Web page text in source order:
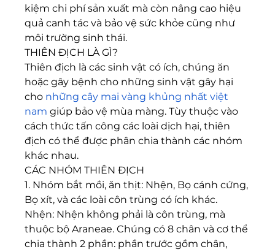
kiệm chi phí sản xuất mà còn nâng cao hiệu
quả canh tác và bảo vệ sức khỏe cũng như
môi trường sinh thái.
THIÊN ĐỊCH LÀ GÌ?
Thiên địch là các sinh vật có ích, chúng ăn
hoặc gây bệnh cho những sinh vật gây hại
cho những cây mai vàng khủng nhất việt
nam giúp bảo vệ mùa màng. Tùy thuộc vào
cách thức tấn công các loài dịch hại, thiên
địch có thể được phân chia thành các nhóm
khác nhau.
CÁC NHÓM THIÊN ĐỊCH
1. Nhóm bắt mồi, ăn thịt: Nhện, Bọ cánh cứng,
Bọ xít, và các loài côn trùng có ích khác.
Nhện: Nhện không phải là côn trùng, mà
thuộc bộ Araneae. Chúng có 8 chân và cơ thể
chia thành 2 phần: phần trước gồm chân,